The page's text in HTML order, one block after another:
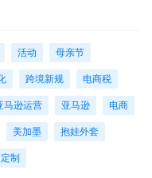
角色，经常在各种访谈、
争对手开炮。
时候，苹果 CEO 库克自
克的回答十分尖锐：
活动 母亲节
跨境新规 电商税
马逊运营 亚马逊 电商
美加墨 抱娃外套
定制